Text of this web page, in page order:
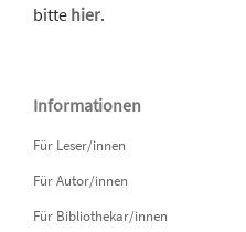
bitte hier.
Informationen
Für Leser/innen
Für Autor/innen
Für Bibliothekar/innen